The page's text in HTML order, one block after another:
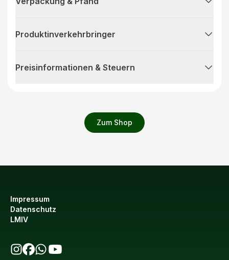
Zum Shop
Produktinverkehrbringer
Preisinformationen & Steuern
Impressum
Datenschutz
LMIV